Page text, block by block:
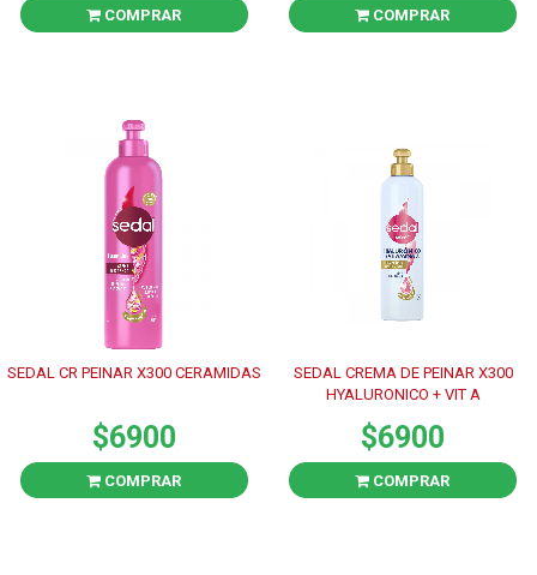
COMPRAR COMPRAR
SEDAL CR PEINAR X300 CERAMIDAS
$6900
COMPRAR
SEDAL CREMA DE PEINAR X300
HYALURONICO + VIT A
$6900
COMPRAR